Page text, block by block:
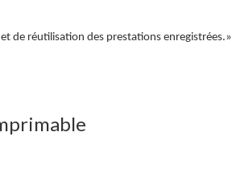
de réutilisation des prestations enregistrées.»